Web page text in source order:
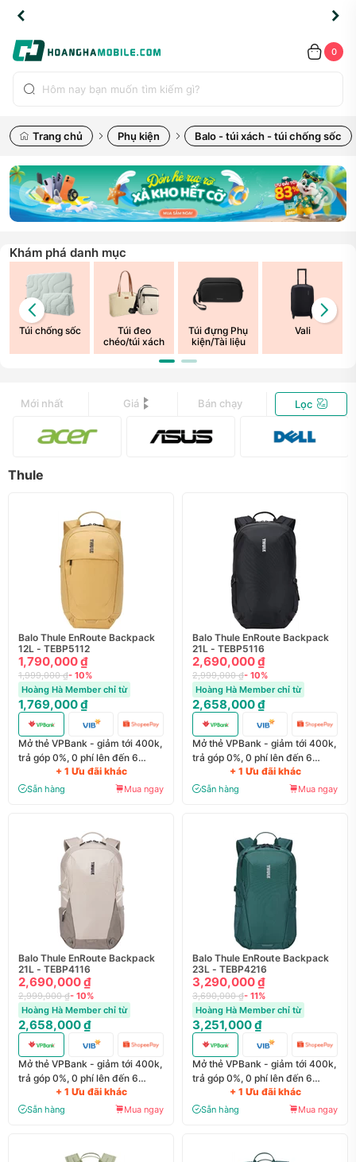
0
Trang chủ Phụ kiện Balo - túi xách - túi chống sốc
Khám phá danh mục
Túi chống sốc
Túi đeo
chéo/túi xách
Túi đựng Phụ
kiện/Tài liệu
Vali
Mới nhất Giá Bán chạy Lọc
Thule
Balo Thule EnRoute Backpack
12L - TEBP5112
1,790,000 ₫
1,999,000 ₫- 10%
Hoàng Hà Member chỉ từ
1,769,000 ₫
Mở thẻ VPBank - giảm tới 400k,
trả góp 0%, 0 phí lên đến 6
+ 1 Ưu đãi khác
Sẵn hàng Mua ngay
Balo Thule EnRoute Backpack
21L - TEBP5116
2,690,000 ₫
2,999,000 ₫- 10%
Hoàng Hà Member chỉ từ
2,658,000 ₫
Mở thẻ VPBank - giảm tới 400k,
trả góp 0%, 0 phí lên đến 6
+ 1 Ưu đãi khác
Sẵn hàng Mua ngay
Balo Thule EnRoute Backpack
21L - TEBP4116
2,690,000 ₫
2,999,000 ₫- 10%
Hoàng Hà Member chỉ từ
2,658,000 ₫
Mở thẻ VPBank - giảm tới 400k,
trả góp 0%, 0 phí lên đến 6
+ 1 Ưu đãi khác
Sẵn hàng Mua ngay
Balo Thule EnRoute Backpack
23L - TEBP4216
3,290,000 ₫
3,690,000 ₫- 11%
Hoàng Hà Member chỉ từ
3,251,000 ₫
Mở thẻ VPBank - giảm tới 400k,
trả góp 0%, 0 phí lên đến 6
+ 1 Ưu đãi khác
Sẵn hàng Mua ngay